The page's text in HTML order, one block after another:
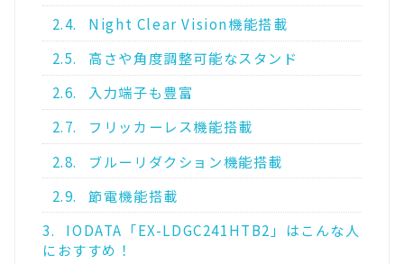
2.4.
Night Clear Vision機能搭載
2.5.
高さや角度調整可能なスタンド
2.6.
入力端子も豊富
2.7.
フリッカーレス機能搭載
2.8.
ブルーリダクション機能搭載
2.9.
節電機能搭載
3.
IODATA「EX-LDGC241HTB2」はこんな人
におすすめ！